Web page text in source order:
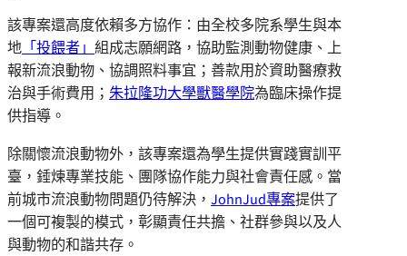
該專案還高度依賴多方協作：由全校多院系學生與本
地 「投餵者」 組成志願網路，協助監測動物健康、上
報新流浪動物、協調照料事宜；善款用於資助醫療救
治與手術費用； 朱拉隆功大學獸醫學院為臨床操作提
供指導。
除關懷流浪動物外，該專案還為學生提供實踐實訓平
臺，錘煉專業技能、團隊協作能力與社會責任感。當
前城市流浪動物問題仍待解決， JohnJud專案提供了
一個可複製的模式，彰顯責任共擔、社群參與以及人
與動物的和諧共存。